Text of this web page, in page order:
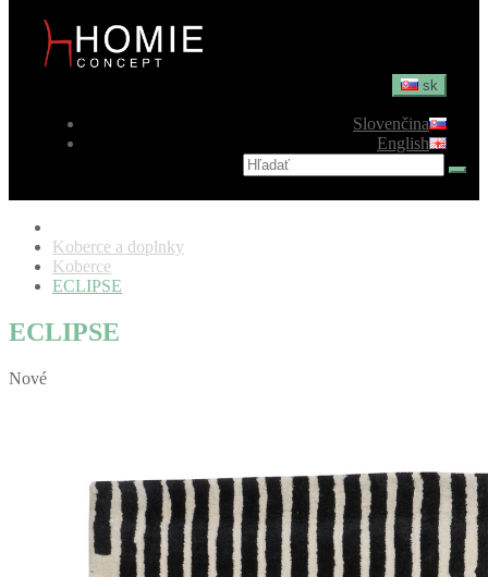
sk
Slovenčina
English
Koberce a doplnky
Koberce
ECLIPSE
ECLIPSE
Nové